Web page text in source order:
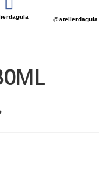
@atelierdagula